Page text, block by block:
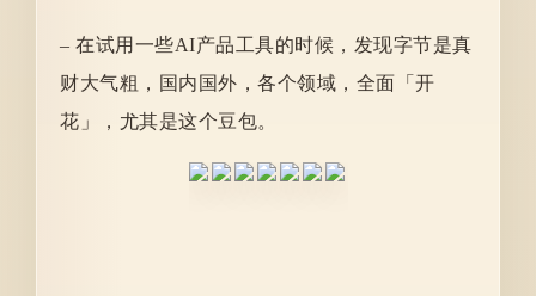
– 在试用一些AI产品工具的时候，发现字节是真
财大气粗，国内国外，各个领域，全面「开
花」，尤其是这个豆包。